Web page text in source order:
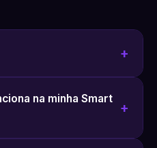
na minha Smart